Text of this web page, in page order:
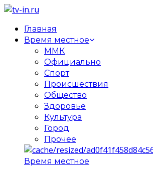
Главная
Время местное
ММК
Официально
Спорт
Происшествия
Общество
Здоровье
Культура
Город
Прочее
Время местное